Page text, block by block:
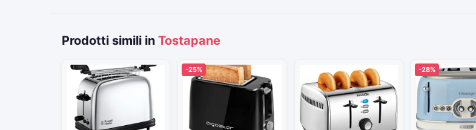
Prodotti simili in Tostapane
-25% -28%